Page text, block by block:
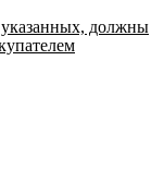
должны